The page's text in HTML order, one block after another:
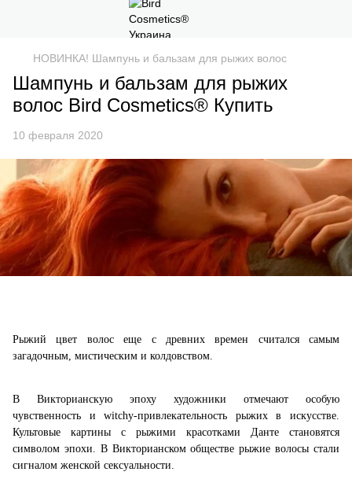
НОВИНКА! Шампунь и бальзам для рыжих волос
Шампунь и бальзам для рыжих
волос Bird Cosmetics® Купить
10 февраля 2020
Рыжий цвет волос еще с древних времен считался самым
загадочным, мистическим и колдовством.
В Викторианскую эпоху художники отмечают особую
чувственность иwitchy-привлекательность рыжих в искусстве.
Культовые картины с рыжими красотками Данте становятся
символом эпохи. В Викторианском обществе рыжие волосы стали
сигналом женской сексуальности.